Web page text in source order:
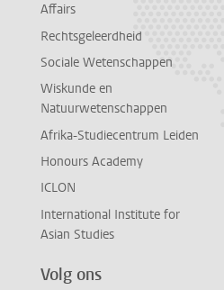
Affairs
Rechtsgeleerdheid
Sociale Wetenschappen
Wiskunde en
Natuurwetenschappen
Afrika-Studiecentrum Leiden
Honours Academy
ICLON
International Institute for
Asian Studies
Volg ons